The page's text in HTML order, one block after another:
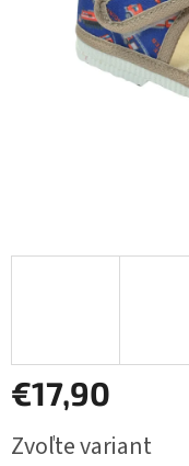
€17,90
cena:
Zvoľte variant